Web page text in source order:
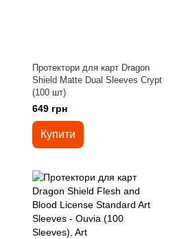
Протектори для карт Dragon
Shield Matte Dual Sleeves Crypt
(100 шт)
649 грн
Купити